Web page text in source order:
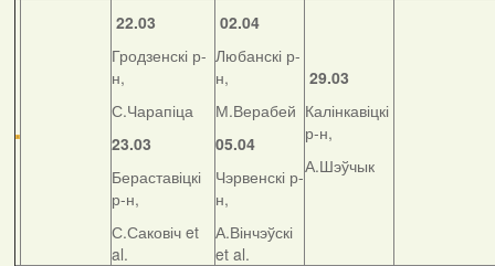
22.03
Гродзенскі р-
н,
С.Чарапіца
23.03
Бераставіцкі
р-н,
С.Саковіч et
al.
02.04
Любанскі р-
н,
М.Верабей
05.04
Чэрвенскі р-
н,
А.Вінчэўскі
et al.
29.03
Калінкавіцкі
р-н,
А.Шэўчык